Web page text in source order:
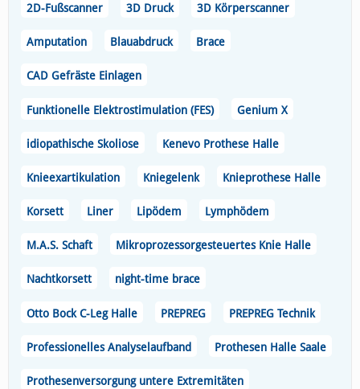
2D-Fußscanner 3D Druck 3D Körperscanner
Amputation Blauabdruck Brace
CAD Gefräste Einlagen
Funktionelle Elektrostimulation (FES) Genium X
idiopathische Skoliose Kenevo Prothese Halle
Knieexartikulation Kniegelenk Knieprothese Halle
Korsett Liner Lipödem Lymphödem
M.A.S. Schaft Mikroprozessorgesteuertes Knie Halle
Nachtkorsett night-time brace
Otto Bock C-Leg Halle PREPREG PREPREG Technik
Professionelles Analyselaufband Prothesen Halle Saale
Prothesenversorgung untere Extremitäten